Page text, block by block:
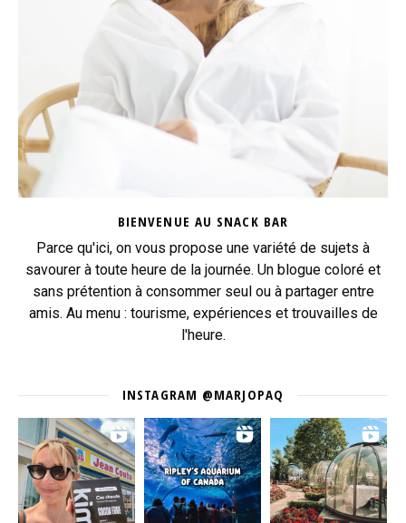
BIENVENUE AU SNACK BAR
Parce qu'ici, on vous propose une variété de sujets à
savourer à toute heure de la journée. Un blogue coloré et
sans prétention à consommer seul ou à partager entre
amis. Au menu : tourisme, expériences et trouvailles de
l'heure.
INSTAGRAM @MARJOPAQ